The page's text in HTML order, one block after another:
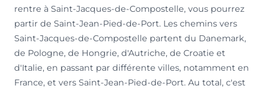
rentre à Saint-Jacques-de-Compostelle, vous pourrez
partir de Saint-Jean-Pied-de-Port. Les chemins vers
Saint-Jacques-de-Compostelle partent du Danemark,
de Pologne, de Hongrie, d'Autriche, de Croatie et
d'Italie, en passant par différente villes, notamment en
France, et vers Saint-Jean-Pied-de-Port. Au total, c'est